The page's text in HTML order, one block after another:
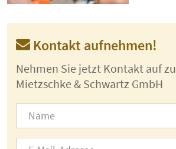
Kontakt aufnehmen!
Nehmen Sie jetzt Kontakt auf
Mietzschke & Schwartz GmbH